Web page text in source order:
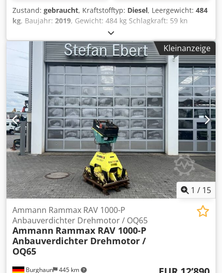
Zustand: gebraucht, Kraftstofftyp: Diesel, Leergewicht: 484
kg, Baujahr: 2019, Gewicht: 484 kg Schlagkraft: 59 kn
Diesel, 1 Zylinder Hatz (1b40)\ Vorwärts/Rückwärts.
Elektrostart. Csdoxw H Hcjpfx Acdoha Plattenbreite: 60 cm
Preis pro Stück: € 3.400,- exkl. MwSt Mehrere auf Lager!
Kleinanzeige
1 / 15
Burghaun 445 km
Ammann Rammax RAV 1000-P
Anbauverdichter Drehmotor / OQ65
Ammann Rammax RAV 1000-P
Anbauverdichter Drehmotor /
OQ65